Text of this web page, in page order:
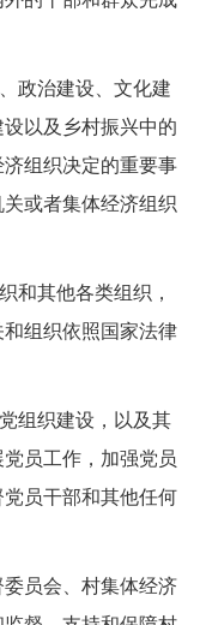
政治建设、文化建
以及乡村振兴中的
组织决定的重要事
或者集体经济组织
和其他各类组织，
组织依照国家法律
组织建设，以及其
员工作，加强党员
员干部和其他任何
员会、村集体经济